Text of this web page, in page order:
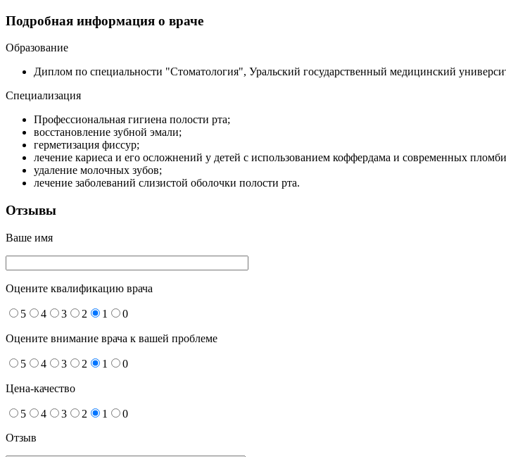
Подробная информация о враче
Образование
Диплом по специальности "Стоматология", Уральский государственный медицинский
Специализация
Профессиональная гигиена полости рта;
восстановление зубной эмали;
герметизация фиссур;
лечение кариеса и его осложнений у детей с использованием коффердама и современных
удаление молочных зубов;
лечение заболеваний слизистой оболочки полости рта.
Отзывы
Ваше имя
Оцените квалификацию врача
5 4 3 2 1 0
Оцените внимание врача к вашей проблеме
5 4 3 2 1 0
Цена-качество
5 4 3 2 1
0
Отзыв